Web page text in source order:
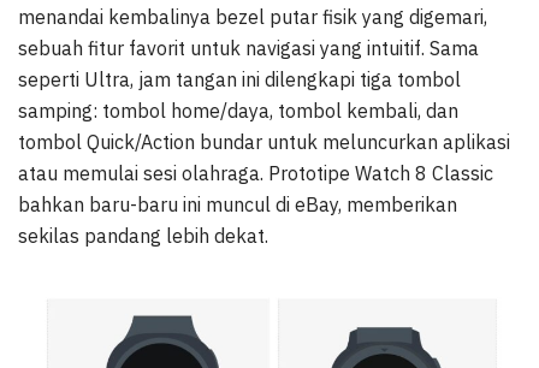
menandai kembalinya bezel putar fisik yang digemari,
sebuah fitur favorit untuk navigasi yang intuitif. Sama
seperti Ultra, jam tangan ini dilengkapi tiga tombol
samping: tombol home/daya, tombol kembali, dan
tombol Quick/Action bundar untuk meluncurkan aplikasi
atau memulai sesi olahraga. Prototipe Watch 8 Classic
bahkan baru-baru ini muncul di eBay, memberikan
sekilas pandang lebih dekat.